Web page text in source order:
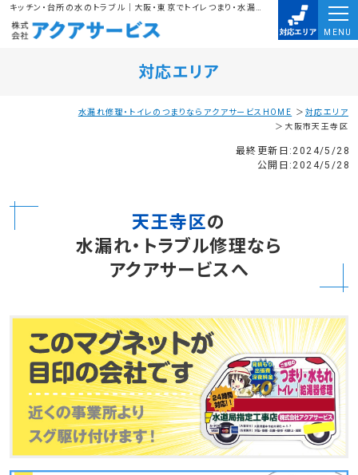
MENU
対応エリア
水漏れ修理・トイレのつまりならアクアサービスHOME
対応エリア
大阪市天王寺区
最終更新日:2024/5/28
公開日:2024/5/28
天王寺区の
水漏れ・トラブル修理なら
アクアサービスへ